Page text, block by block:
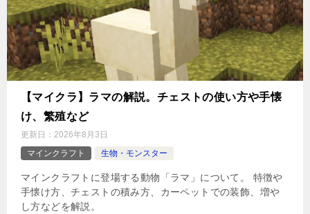
【マイクラ】ラマの解説。チェストの使い方や手懐
け、繁殖など
更新日： 2026年8月3日
マインクラフト
生物・モンスター
マインクラフトに登場する動物「ラマ」について。 特徴や
手懐け方、チェストの積み方、カーペットでの装飾、増や
し方などを解説。